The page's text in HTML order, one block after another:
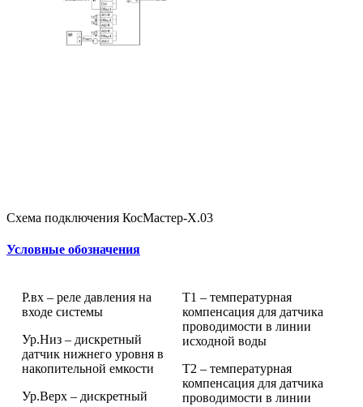
Схема подключения КосМастер-Х.03
Условные обозначения
Р.вх – реле давления на
входе системы
Ур.Низ – дискретный
датчик нижнего уровня в
накопительной емкости
Ур.Верх – дискретный
Т1 – температурная
компенсация для датчика
проводимости в линии
исходной воды
Т2 – температурная
компенсация для датчика
проводимости в линии